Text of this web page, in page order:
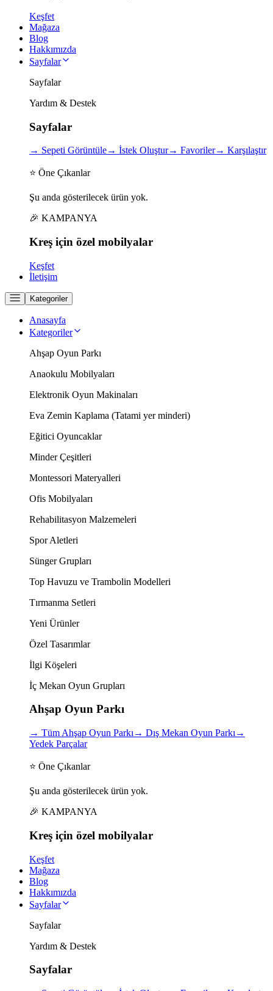
Keşfet
Mağaza
Blog
Hakkımızda
Sayfalar
Sayfalar
Yardım & Destek
Sayfalar
→ Sepeti Görüntüle→ İstek Oluştur→ Favoriler→ Karşılaştır
⭐ Öne Çıkanlar
Şu anda gösterilecek ürün yok.
🎉 KAMPANYA
Kreş için özel mobilyalar
Keşfet
İletişim
Kategoriler
Anasayfa
Kategoriler
Ahşap Oyun Parkı
Anaokulu Mobilyaları
Elektronik Oyun Makinaları
Eva Zemin Kaplama (Tatami yer minderi)
Eğitici Oyuncaklar
Minder Çeşitleri
Montessori Materyalleri
Ofis Mobilyaları
Rehabilitasyon Malzemeleri
Spor Aletleri
Sünger Grupları
Top Havuzu ve Trambolin Modelleri
Tırmanma Setleri
Yeni Ürünler
Özel Tasarımlar
İlgi Köşeleri
İç Mekan Oyun Grupları
Ahşap Oyun Parkı
→ Tüm Ahşap Oyun Parkı → Dış Mekan Oyun Parkı →
Yedek Parçalar
⭐ Öne Çıkanlar
Şu anda gösterilecek ürün yok.
🎉 KAMPANYA
Kreş için özel mobilyalar
Keşfet
Mağaza
Blog
Hakkımızda
Sayfalar
Sayfalar
Yardım & Destek
Sayfalar